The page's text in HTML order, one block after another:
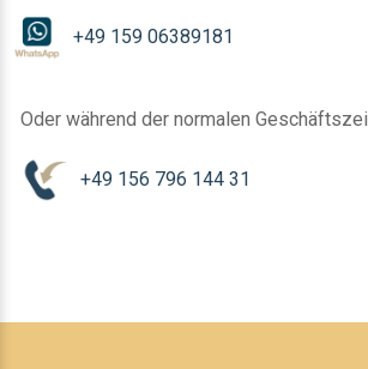
+49 159 06389181
Oder während der normalen
+49 156 796 144 31